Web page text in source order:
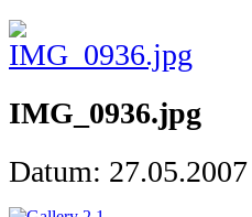
IMG_0936.jpg
Datum: 27.05.2007